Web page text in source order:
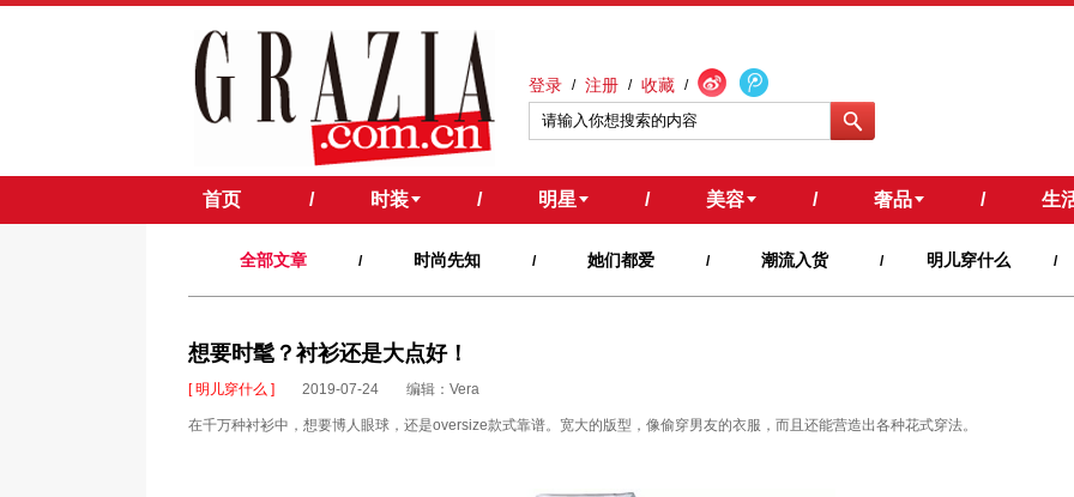
登录 / 注册 / 收藏 /
首页 / 时装 / 明星 / 美容 / 奢品 / 生
全部文章 / 时尚先知 / 她们都爱 / 潮流入货 / 明儿穿什么 /
想要时髦？衬衫还是大点好！
[ 明儿穿什么 ] 2019-07-24 编辑：Vera
在千万种衬衫中，想要博人眼球，还是oversize款式靠谱。宽大的版型，像偷穿男友的衣服，而且还能营造出各种花式穿法。